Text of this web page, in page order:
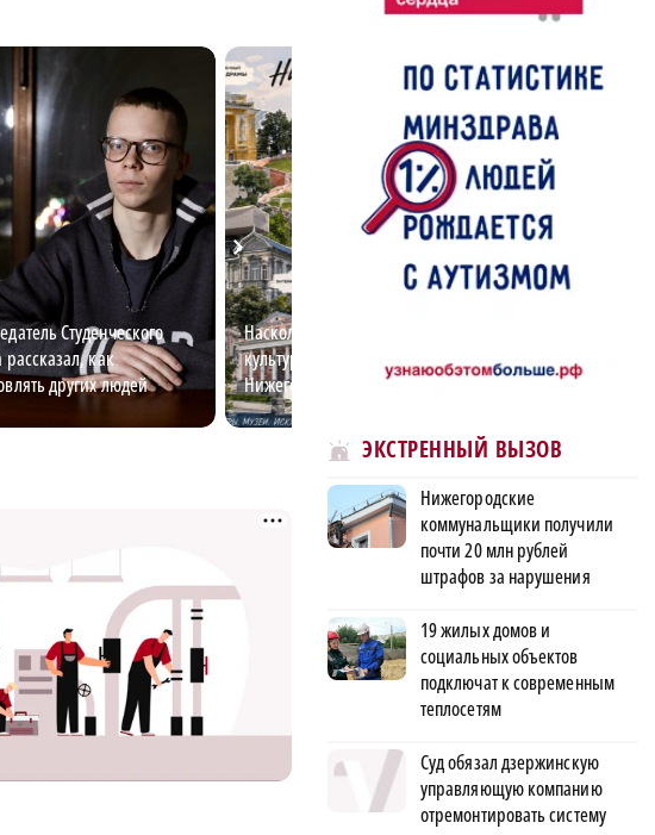
Студенческого
рассказал, как
других людей
Насколько хорошо вы знаете
культурную жизнь
Нижегородской области?
молодёжи
покупке жилья
ЭКСТРЕННЫЙ ВЫЗОВ
Нижегородские
коммунальщики получили
почти 20 млн рублей
штрафов за нарушения
19 жилых домов и
социальных объектов
подключат к современным
теплосетям
Суд обязал дзержинскую
управляющую компанию
отремонтировать систему